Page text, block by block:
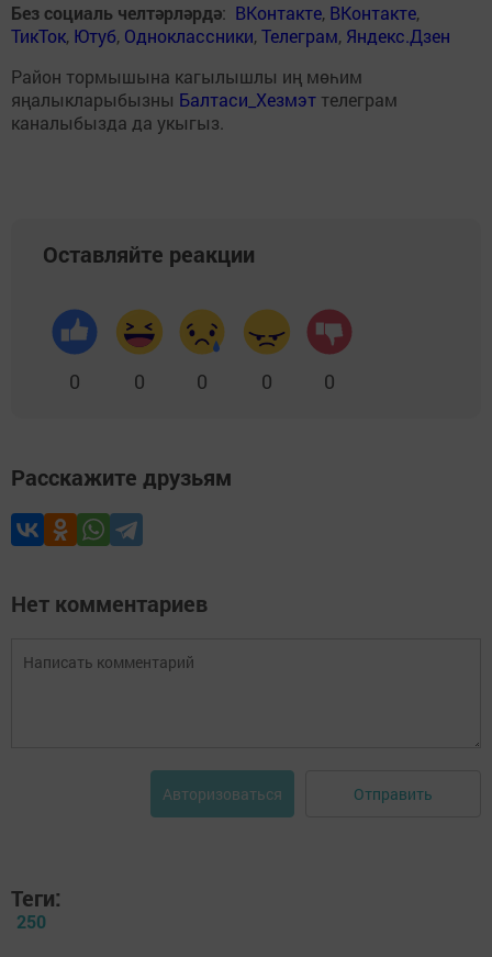
Без социаль челтәрләрдә: ВКонтакте, ВКонтакте,
ТикТок, Ютуб, Одноклассники,Телеграм, Яндекс.Дзен
Район тормышына кагылышлы иң мөһим
яңалыкларыбызны Балтаси_Хезмэт телеграм
каналыбызда да укыгыз.
Оставляйте реакции
0 0 0 0 0
Расскажите друзьям
Нет комментариев
Авторизоваться Отправить
Теги:
250